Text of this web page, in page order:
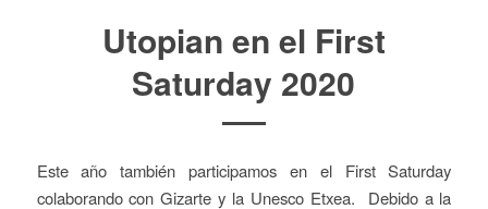
Utopian en el First
Saturday 2020
Este año también participamos en el First Saturday
colaborando con Gizarte y la Unesco Etxea. Debido a la